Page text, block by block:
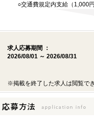
○交通費規定内支給（1,000円
求人応募期間 ：
2026/08/01 ～ 2026/08/31
※掲載を終了した求人は閲覧で